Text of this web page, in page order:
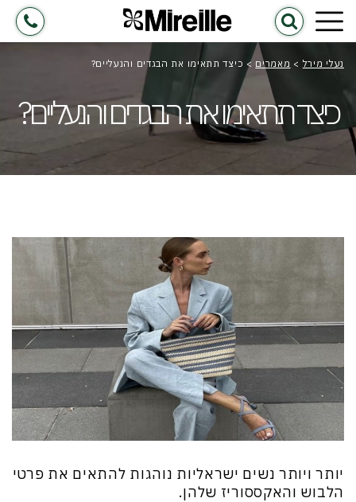
נעלי מירל > מאמרים > כיצד תתאימו את הבגדים והנעליים?
כיצד תתאימו את הבגדים והנעליים?
יותר ויותר נשים ישראליות נוהגות להתאים את פרטי
הלבוש והאקססוריז שלהן.